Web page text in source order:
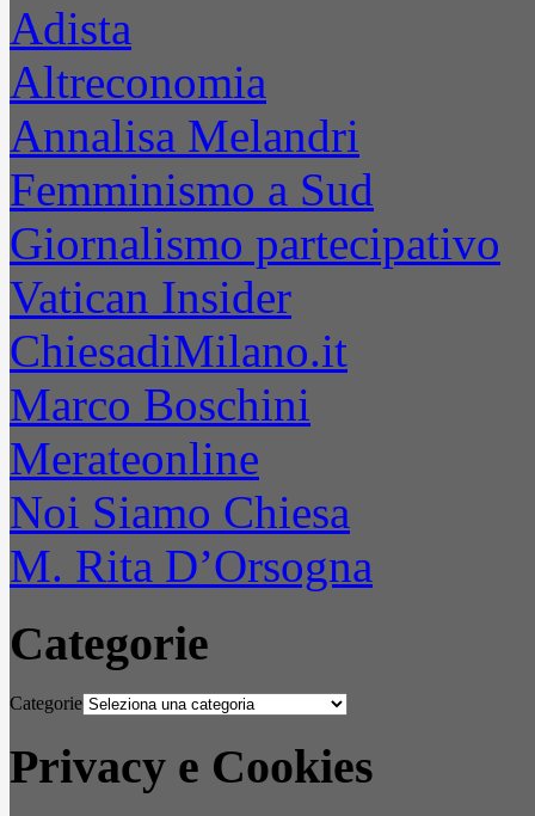
Adista
Altreconomia
Annalisa Melandri
Femminismo a Sud
Giornalismo partecipativo
Vatican Insider
ChiesadiMilano.it
Marco Boschini
Merateonline
Noi Siamo Chiesa
M. Rita D’Orsogna
Categorie
Categorie
Privacy e Cookies